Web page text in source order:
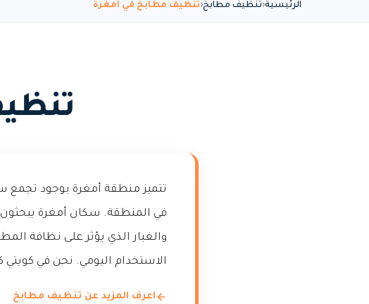
الرئيسية تنظيف مطابخ تنظيف مطابخ في أمغرة
تتميز منطقة أمغرة بوجود
في المنطقة. سكان أمغرة
والغبار الذي يؤثر على نظافة
الاستخدام اليومي. نحن في
اعرف المزيد عن تنظيف مطابخ